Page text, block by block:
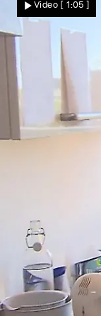
nach
Video [ 1:05 ]